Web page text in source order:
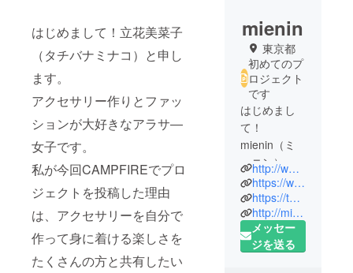
はじめまして！立花美菜子
（タチバナミナコ）と申し
ます。
アクセサリー作りとファッ
ションが大好きなアラサ―
女子です。
私が今回CAMPFIREでプロ
ジェクトを投稿した理由
は、アクセサリーを自分で
作って身に着ける楽しさを
たくさんの方と共有したい
mienin
東京都
初めてのプ
ロジェクト
です
はじめまし
て！
mienin（ミ
ーニン）の
立花美菜子
（タチバナ
ミナコ）と
申します。
ファッショ
http://www.mienin.jp
https://www.facebook.com/profile.php?id=100005202465185
https://twitter.com/mienin6
http://minne.com/mienin?page=2
メッセー
ジを送る